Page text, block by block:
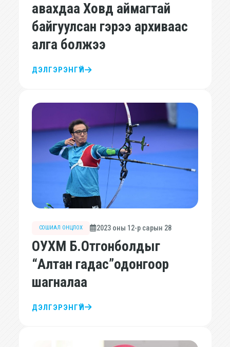
авахдаа Ховд аймагтай
байгуулсан гэрээ архиваас
алга болжээ
ДЭЛГЭРЭНГҮЙ
СОШИАЛ ОНЦЛОХ 2023 оны 12-р сарын 28
ОУХМ Б.Отгонболдыг
“Алтан гадас”одонгоор
шагналаа
ДЭЛГЭРЭНГҮЙ